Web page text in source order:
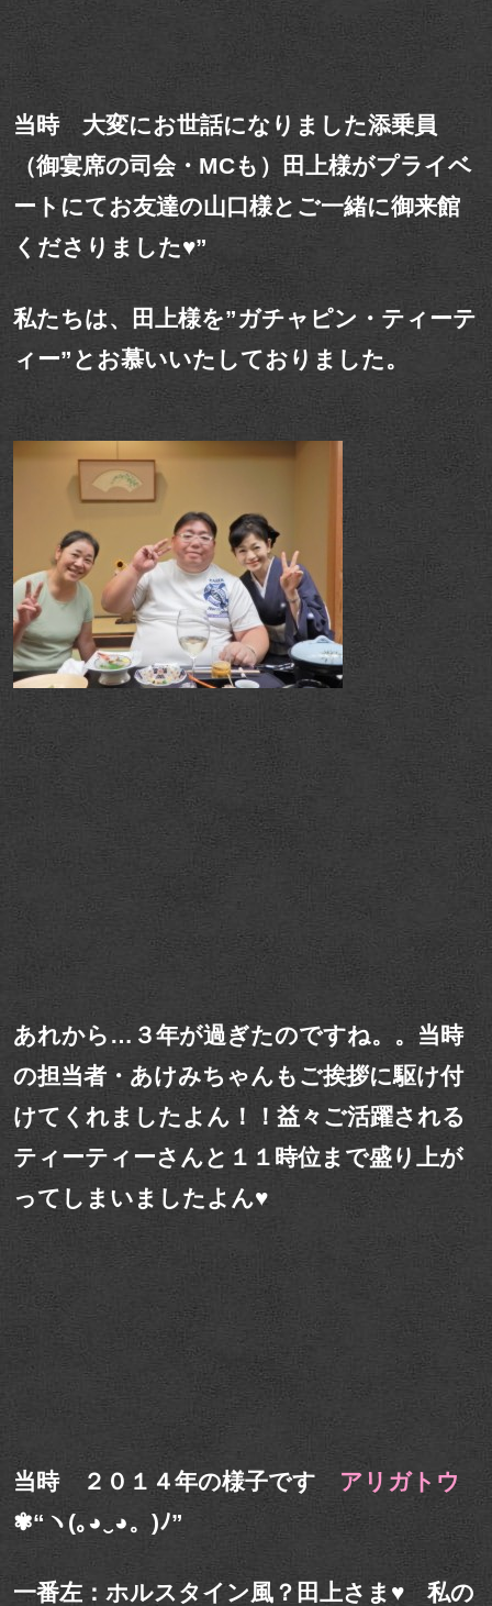
当時 大変にお世話になりました添乗員
（御宴席の司会・MCも）田上様がプライベ
ートにてお友達の山口様とご一緒に御来館
くださりました♥”
私たちは、田上様を”ガチャピン・ティーテ
ィー”とお慕いいたしておりました。
あれから…３年が過ぎたのですね。。当時
の担当者・あけみちゃんもご挨拶に駆け付
けてくれましたよん！！益々ご活躍される
ティーティーさんと１１時位まで盛り上が
ってしまいましたよん♥
当時 ２０１４年の様子です アリガトウ
✾“ヽ(｡◕‿◕。)ﾉ”
一番左：ホルスタイン風？田上さま♥ 私の